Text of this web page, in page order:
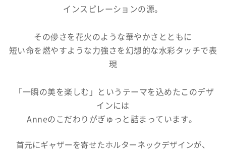
インスピレーションの源。
その儚さを花火のような華やかさとともに
短い命を燃やすような力強さを 幻想的な水彩タッチで表
現
「一瞬の美を楽しむ」というテーマを込めたこのデザ
インには
Anneのこだわりがぎゅっと詰まっています。
首元にギャザーを寄せたホルターネックデザインが、